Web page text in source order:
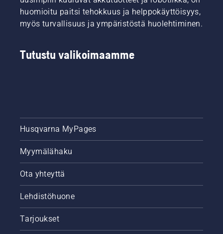
huomioitu paitsi tehokkuus ja helppokäyttöisyys,
myös turvallisuus ja ympäristöstä huolehtiminen.
Tutustu valikoimaamme
Husqvarna MyPages
Myymälähaku
Ota yhteyttä
Lehdistöhuone
Tarjoukset